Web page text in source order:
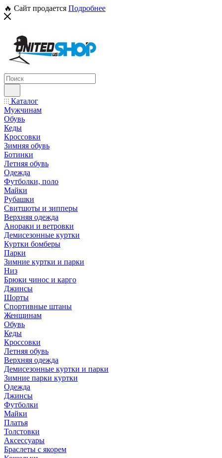
🔥 Сайт продается Подробнее
Каталог
Мужчинам
Обувь
Кеды
Кроссовки
Зимняя обувь
Ботинки
Летняя обувь
Одежда
Футболки, поло
Майки
Рубашки
Свитшоты и зипперы
Верхняя одежда
Анораки и ветровки
Демисезонные куртки
Куртки бомберы
Парки
Зимние куртки и парки
Низ
Брюки чинос и карго
Джинсы
Шорты
Спортивные штаны
Женщинам
Обувь
Кеды
Кроссовки
Летняя обувь
Верхняя одежда
Демисезонные куртки и парки
Зимние парки куртки
Одежда
Джинсы
Футболки
Майки
Платья
Толстовки
Аксессуары
Браслеты с якорем